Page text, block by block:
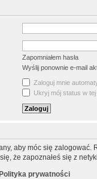
Zapomniałem hasła
Wyślij ponownie e-mail
Zaloguj mnie
Ukryj mój status w
aby móc się
że zapoznałeś się z
prywatności